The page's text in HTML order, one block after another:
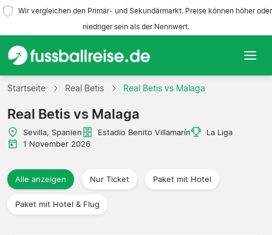
Wir vergleichen den Primär- und Sekundärmarkt. Preise können höher oder
niedriger sein als der Nennwert.
Startseite
Mannschaften
Ligen
Reisebüros
Startseite Real Betis Real Betis vs Malaga
Real Betis vs Malaga
Sevilla, Spanien Estadio Benito Villamarín
La Liga
1 November 2026
Alle anzeigen Nur Ticket Paket mit Hotel
Paket mit Hotel & Flug